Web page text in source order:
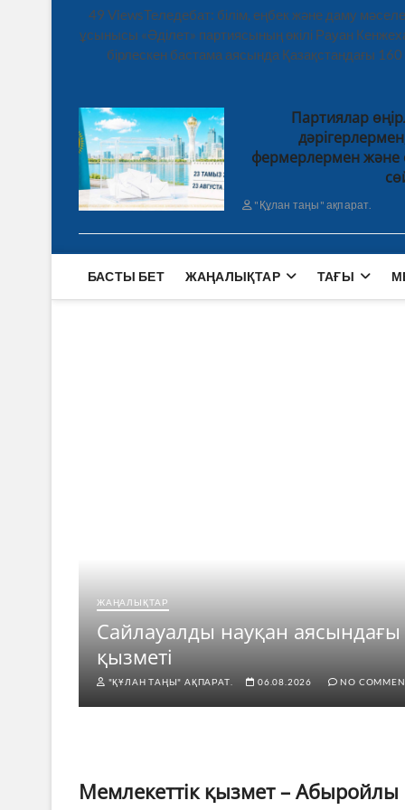
49 ViewsТеледебат: білім, еңбек және даму
ұсынысы «Әділет» партиясының өкілі Рауан
бірлескен бастама аясында Қазақстандағы
Партиялар
фермерлермен және
"Құлан таңы" ақпарат.
БАСТЫ БЕТ ЖАҢАЛЫҚТАР ТАҒЫ
ЖАҢАЛЫҚТАР
Сайлауалды науқан
қызметі
"ҚҰЛАН ТАҢЫ" АҚПАРАТ. 06.08.2026 NO
Мемлекеттік қызмет – Абыройлы